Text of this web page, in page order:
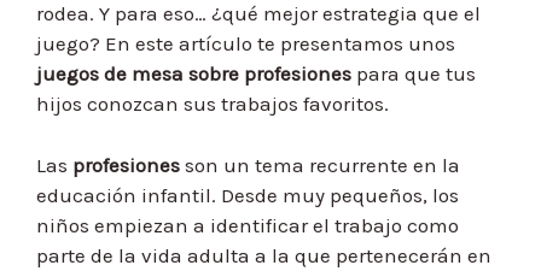
rodea. Y para eso… ¿qué mejor estrategia que el
juego? En este artículo te presentamos unos
juegos de mesa sobre profesiones para que tus
hijos conozcan sus trabajos favoritos.
Las profesiones son un tema recurrente en la
educación infantil. Desde muy pequeños, los
niños empiezan a identificar el trabajo como
parte de la vida adulta a la que pertenecerán en